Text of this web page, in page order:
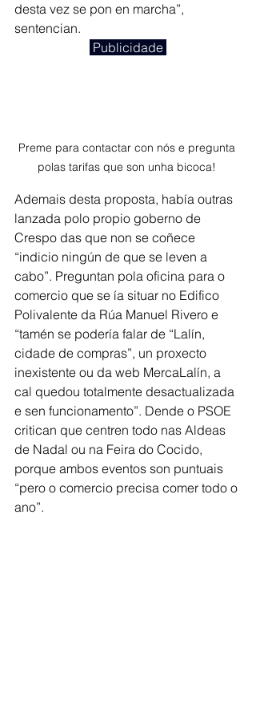
desta vez se pon en marcha”,
sentencian.
Publicidade
Preme para contactar con nós e pregunta
polas tarifas que son unha bicoca!
Ademais desta proposta, había outras
lanzada polo propio goberno de
Crespo das que non se coñece
“indicio ningún de que se leven a
cabo”. Preguntan pola oficina para o
comercio que se ía situar no Edifico
Polivalente da Rúa Manuel Rivero e
“tamén se podería falar de “Lalín,
cidade de compras”, un proxecto
inexistente ou da web MercaLalín, a
cal quedou totalmente desactualizada
e sen funcionamento”. Dende o PSOE
critican que centren todo nas Aldeas
de Nadal ou na Feira do Cocido,
porque ambos eventos son puntuais
“pero o comercio precisa comer todo o
ano”.